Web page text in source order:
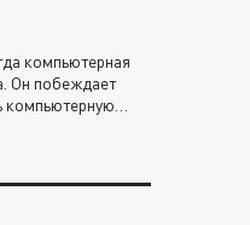
компьютерная
Он побеждает
компьютерную